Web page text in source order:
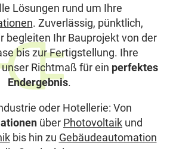
Lösungen rund um Ihre
. Zuverlässig, pünktlich,
begleiten Ihr Bauprojekt von der
bis zur Fertigstellung. Ihre
Richtmaß für ein perfektes
Endergebnis.
oder Hotellerie: Von
über Photovoltaik und
bis hin zu Gebäudeautomation